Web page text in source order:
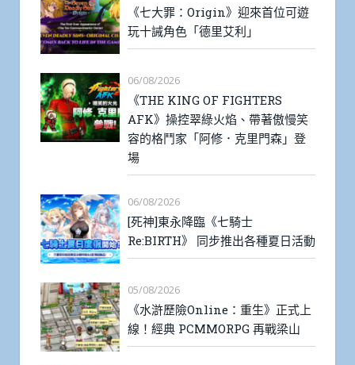
《七大罪：Origin》迎來首位可遊
玩十誡角色「德里艾利」
06/08/2026
《THE KING OF FIGHTERS
AFK》操控翠綠火焰、帶著傲慢笑
容的格鬥家「阿修．克里門森」登
場
06/08/2026
[死神]東永降臨《七騎士
Re:BIRTH》 同步推出各種夏日活動
05/08/2026
《水滸歷險Online：重生》正式上
線！經典 PCMMORPG 再戰梁山